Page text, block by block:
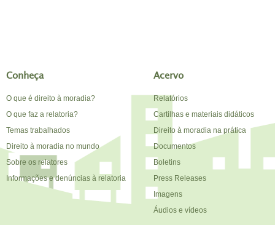
Conheça
O que é direito à moradia?
O que faz a relatoria?
Temas trabalhados
Direito à moradia no mundo
Sobre os relatores
Informações e denúncias à relatoria
Acervo
Relatórios
Cartilhas e materiais didáticos
Direito à moradia na prática
Documentos
Boletins
Press Releases
Imagens
Áudios e vídeos